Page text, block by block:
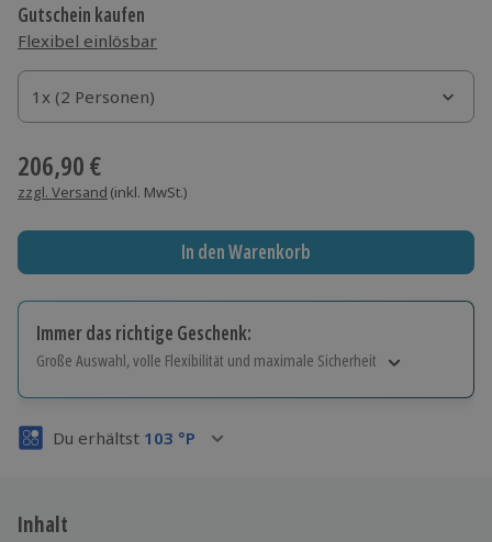
Gutschein kaufen
Flexibel einlösbar
1x (2 Personen)
1x (2 Personen)
1x (2 Personen)
206,90 €
zzgl. Versand (inkl. MwSt.)
In den Warenkorb
Immer das richtige Geschenk:
Große Auswahl, volle Flexibilität und maximale Sicherheit
Volle Flexibilität
3 Jahre gültig & verlängerbar.
Du erhältst 103 °P
Inhalt